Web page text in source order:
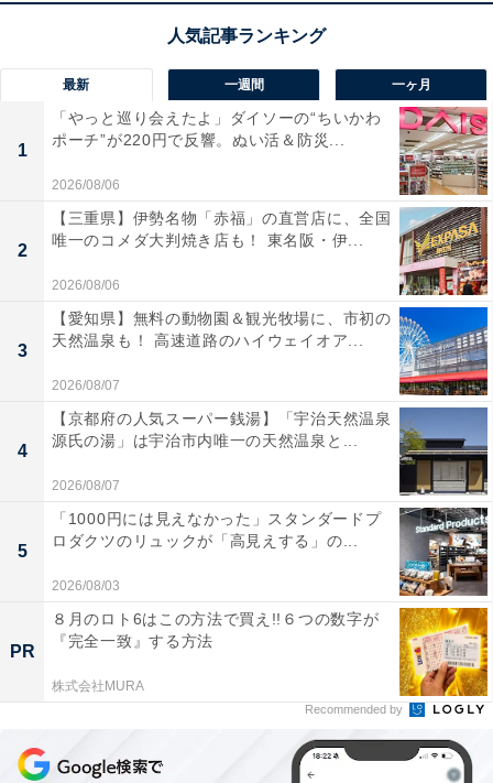
最新 一週間 一ヶ月
1
「やっと巡り会えたよ」ダイソーの“ちいかわ
ポーチ”が220円で反響。ぬい活＆防災...
2026/08/06
2
【三重県】伊勢名物「赤福」の直営店に、全国
唯一のコメダ大判焼き店も！ 東名阪・伊...
2026/08/06
3
【愛知県】無料の動物園＆観光牧場に、市初の
天然温泉も！ 高速道路のハイウェイオア...
2026/08/07
4
【京都府の人気スーパー銭湯】「宇治天然温泉
源氏の湯」は宇治市内唯一の天然温泉と...
2026/08/07
5
「1000円には見えなかった」スタンダードプ
ロダクツのリュックが「高見えする」の...
2026/08/03
PR
８月のロト6はこの方法で買え!!６つの数字が
『完全一致』する方法
株式会社MURA
Recommended by